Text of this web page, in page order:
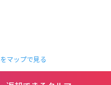
マップで見る